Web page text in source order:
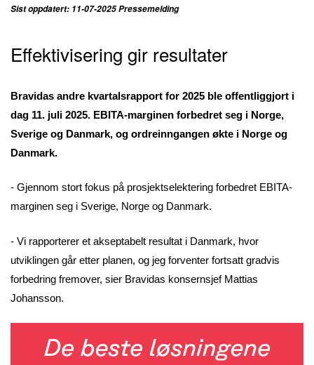
Sist oppdatert: 11-07-2025 Pressemelding
Effektivisering gir resultater
Bravidas andre kvartalsrapport for 2025 ble offentliggjort i
dag 11. juli 2025. EBITA-marginen forbedret seg i Norge,
Sverige og Danmark, og ordreinngangen økte i Norge og
Danmark.
- Gjennom stort fokus på prosjektselektering forbedret EBITA-
marginen seg i Sverige, Norge og Danmark.
- Vi rapporterer et akseptabelt resultat i Danmark, hvor
utviklingen går etter planen, og jeg forventer fortsatt gradvis
forbedring fremover, sier Bravidas konsernsjef Mattias
Johansson.